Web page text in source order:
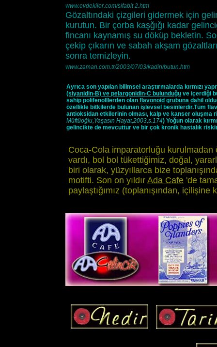
Coca-Cola imparatorluğu
vardı, bol bol tükettiğimiz, doğal,
biri olarak, yüzyıllarca bize
motifti. Son on yıldır Ada Cafe 'de
paylaştığımız (toplanışından,
www.evdekiler.com/sifabit 2.htm
Gözaltındaki çizgileri gidermek için
kurutun. Bir çorba kaşğığı kadar
fincanı kaynamış su döküp bekletin.
çekip çıkarın ve sabah akşam
sonra temizleyin.
www.zaman.com.tr/2003/07/03/kadin/butun.htm
Ayrıca son yapılan bilimsel araştırmalarda kırmızı
(siyanidin-B) ve pelargonidin-C bulunduğu ve içerdiği
sahip polifenolllerden olan flavonoid grubuna dahil
özellikle bitkilerde bulunan işlevsel besinlerdir.Tüm
antioksidan etkilerinin olması, kalp ve kanser oluşma
Müftüoğlu,Yaşasın Hayat,2003,s.174) Yoğun olarak
gelincikte de mevcuttur ve bir çok kronik hastalık